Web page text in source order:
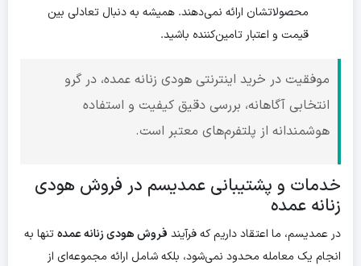
محصولاتشان ارائه نمی‌دهند. همیشه به دنبال تعادلی بین
قیمت و اعتبار تامین‌کننده باشید.
موفقیت در خرید اینترنتی هودی زنانه عمده، در گرو
انتخابی آگاهانه، بررسی دقیق کیفیت و استفاده
هوشمندانه از پلتفرم‌های معتبر است.
خدمات و پشتیبانی عمدیسم در فروش هودی
زنانه عمده
در عمدیسم، ما اعتقاد داریم که فرآیند فروش هودی زنانه عمدهتنها به
انجام یک معامله محدود نمی‌شود، بلکه شامل ارائه مجموعه‌ای از